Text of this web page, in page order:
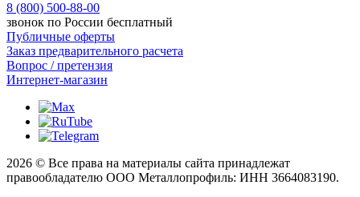
8 (800) 500-88-00
звонок по России бесплатный
Публичные оферты
Заказ предварительного расчета
Вопрос / претензия
Интернет-магазин
2026 © Все права на материалы сайта принадлежат
правообладателю ООО Металлопрофиль: ИНН 3664083190.